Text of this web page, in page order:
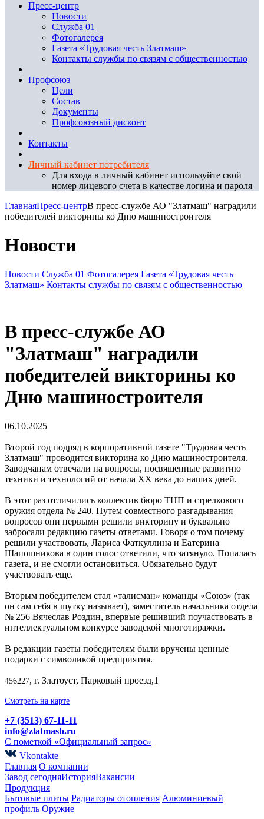
Пресс-центр
Новости
Служба 01
Фотогалерея
Газета «Трудовая честь Златмаш»
Контакты службы по связям с общественностью
Профсоюз
Цели
Состав
Документы
Профсоюзный дисконт
Контакты
Личный кабинет потребителя
Для входа в личный кабинет используйте свой
номер лицевого счета в качестве логина и пароля
ГлавнаяПресс-центрВ пресс-службе АО "Златмаш" наградили
победителей викторины ко Дню машиностроителя
Новости
Новости Служба 01 Фотогалерея Газета «Трудовая честь
Златмаш» Контакты службы по связям с общественностью
В пресс-службе АО
"Златмаш" наградили
победителей викторины ко
Дню машиностроителя
06.10.2025
Второй год подряд в корпоративной газете "Трудовая честь
Златмаш" проводится викторина ко Дню машиностроителя.
Заводчанам отвечали на вопросы, посвященные развитию
техники и технологий от начала XX века до наших дней.
В этот раз отличились коллектив бюро ТНП и стрелкового
оружия отдела № 240. Путем совместного разгадывания
вопросов они первыми решили викторину и буквально
забросали редакцию газеты ответами. Говоря о том почему
решили участвовать, Лариса Фаткуллина и Еатерина
Шапошникова в один голос ответили, что затянуло. Попалась
газета, и не смогли остановиться. Обязательно будут
участвовать еще.
Вторым победителем стал «талисман» команды «Союз» (так
он сам себя в шутку называет), заместитель начальника отдела
№ 256 Вячеслав Роздин, впервые решивший поучаствовать в
интеллектуальном конкурсе заводской многотиражки.
В редакции газеты победителям были вручены ценные
подарки с символикой предприятия.
456227, г. Златоуст, Парковый проезд,1
Смотреть на карте
+7 (3513) 67-11-11
info@zlatmash.ru
С пометкой «Официальный запрос»
Vkontakte
Главная О компании
Завод сегодняИсторияВакансии
Продукция
Бытовые плиты Радиаторы отопления Алюминиевый
профиль Оружие